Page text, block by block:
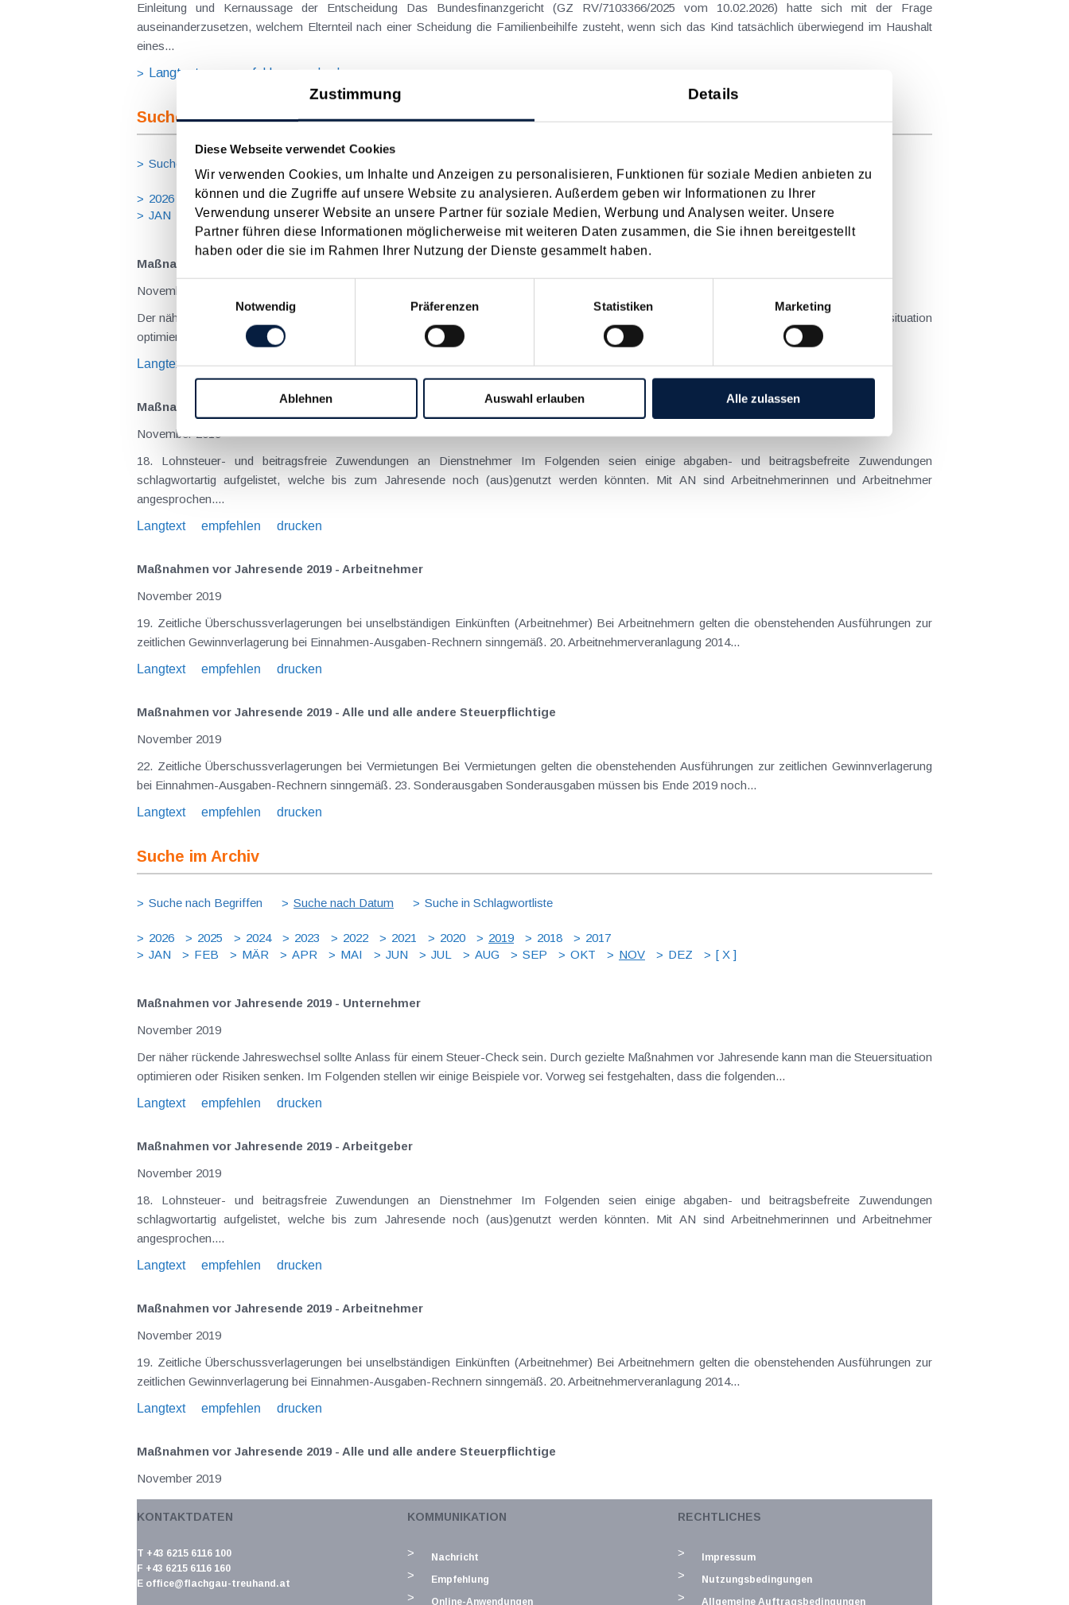
Zustimmung Details
Diese Webseite verwendet Cookies
Wir verwenden Cookies, um Inhalte und Anzeigen zu personalisieren, Funktionen für soziale Medien anbieten zu
können und die Zugriffe auf unsere Website zu analysieren. Außerdem geben wir Informationen zu Ihrer
Verwendung unserer Website an unsere Partner für soziale Medien, Werbung und Analysen weiter. Unsere
Partner führen diese Informationen möglicherweise mit weiteren Daten zusammen, die Sie ihnen bereitgestellt
haben oder die sie im Rahmen Ihrer Nutzung der Dienste gesammelt haben.
Einwilligungsauswahl
Notwendig
Präferenzen Statistiken Marketing
Ablehnen Auswahl erlauben Alle zulassen
Einleitung und Kernaussage der Entscheidung Das Bundesfinanzgericht (GZ RV/7103366/2025 vom 10.02.2026) hatte sich mit der Frage
auseinanderzusetzen, welchem Elternteil nach einer Scheidung die Familienbeihilfe zusteht, wenn sich das Kind tatsächlich überwiegend im Haushalt
eines...
Langtext
empfehlen drucken
Suche im Archiv
Suche nach Begriffen
2026 2025 2024 2023 2022 2021 2020 2019 2018
2017
JAN
FEB MÄR APR MAI JUN JUL AUG SEP OKT NOV DEZ [ X ]
Maßnahmen vor Jahresende 2019 - Unternehmer
November 2019
Der näher rückende Jahreswechsel sollte Anlass für einem Steuer-Check sein. Durch gezielte Maßnahmen vor Jahresende kann man die Steuersituation
optimieren oder Risiken senken. Im Folgenden stellen wir einige Beispiele vor. Vorweg sei festgehalten, dass die folgenden...
Langtext
empfehlen drucken
Maßnahmen vor Jahresende 2019 - Arbeitgeber
November 2019
18. Lohnsteuer- und beitragsfreie Zuwendungen an Dienstnehmer Im Folgenden seien einige abgaben- und beitragsbefreite Zuwendungen
schlagwortartig aufgelistet, welche bis zum Jahresende noch (aus)genutzt werden könnten. Mit AN sind Arbeitnehmerinnen und Arbeitnehmer
angesprochen....
Langtext
empfehlen drucken
Maßnahmen vor Jahresende 2019 - Arbeitnehmer
November 2019
19. Zeitliche Überschussverlagerungen bei unselbständigen Einkünften (Arbeitnehmer) Bei Arbeitnehmern gelten die obenstehenden Ausführungen zur
zeitlichen Gewinnverlagerung bei Einnahmen-Ausgaben-Rechnern sinngemäß. 20. Arbeitnehmerveranlagung 2014...
Langtext
empfehlen drucken
Maßnahmen vor Jahresende 2019 - Alle und alle andere Steuerpflichtige
November 2019
22. Zeitliche Überschussverlagerungen bei Vermietungen Bei Vermietungen gelten die obenstehenden Ausführungen zur zeitlichen Gewinnverlagerung
bei Einnahmen-Ausgaben-Rechnern sinngemäß. 23. Sonderausgaben Sonderausgaben müssen bis Ende 2019 noch...
Langtext
empfehlen drucken
Suche im Archiv
Suche nach Begriffen Suche nach Datum Suche in Schlagwortliste
2026 2025 2024 2023 2022 2021 2020 2019 2018
2017
JAN
FEB MÄR APR MAI JUN JUL AUG SEP OKT NOV DEZ [ X ]
Maßnahmen vor Jahresende 2019 - Unternehmer
November 2019
Der näher rückende Jahreswechsel sollte Anlass für einem Steuer-Check sein. Durch gezielte Maßnahmen vor Jahresende kann man die Steuersituation
optimieren oder Risiken senken. Im Folgenden stellen wir einige Beispiele vor. Vorweg sei festgehalten, dass die folgenden...
Langtext
empfehlen drucken
Maßnahmen vor Jahresende 2019 - Arbeitgeber
November 2019
18. Lohnsteuer- und beitragsfreie Zuwendungen an Dienstnehmer Im Folgenden seien einige abgaben- und beitragsbefreite Zuwendungen
schlagwortartig aufgelistet, welche bis zum Jahresende noch (aus)genutzt werden könnten. Mit AN sind Arbeitnehmerinnen und Arbeitnehmer
angesprochen....
Langtext
empfehlen drucken
Maßnahmen vor Jahresende 2019 - Arbeitnehmer
November 2019
19. Zeitliche Überschussverlagerungen bei unselbständigen Einkünften (Arbeitnehmer) Bei Arbeitnehmern gelten die obenstehenden Ausführungen zur
zeitlichen Gewinnverlagerung bei Einnahmen-Ausgaben-Rechnern sinngemäß. 20. Arbeitnehmerveranlagung 2014...
Langtext
empfehlen drucken
Maßnahmen vor Jahresende 2019 - Alle und alle andere Steuerpflichtige
November 2019
bei Einnahmen-Ausgaben-Rechnern sinngemäß. 23. Sonderausgaben Sonderausgaben müssen bis Ende 2019 noch...
Langtext
empfehlen
KONTAKTDATEN
T +43 6215 6116 100
F +43 6215 6116 160
E office@flachgau-treuhand.at
KOMMUNIKATION
Nachricht
Empfehlung
Online-Anwendungen
RECHTLICHES
Impressum
Nutzungsbedingungen
Allgemeine Auftragsbedingungen